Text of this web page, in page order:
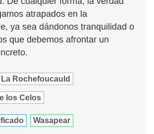
atrapados en la
ya sea dándonos tranquilidad o
que debemos afrontar un
Rochefoucauld
los Celos
Wasapear